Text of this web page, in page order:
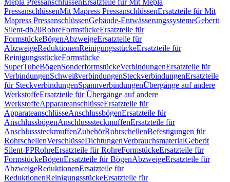
Mepla PressanschlüssenErsatzteile für Mit Mepla
PressanschlüssenMit Mapress PressanschlüssenErsatzteile für Mit
Mapress PressanschlüssenGebäude-EntwässerungssystemeGeberit
Silent-db20RohreFormstückeErsatzteile für
FormstückeBögenAbzweigeErsatzteile für
AbzweigeReduktionenReinigungsstückeErsatzteile für
ReinigungsstückeFormstücke
SuperTubeBögenSonderformstückeVerbindungenErsatzteile für
VerbindungenSchweißverbindungenSteckverbindungenErsatzteile
für SteckverbindungenSpannverbindungenÜbergänge auf andere
WerkstoffeErsatzteile für Übergänge auf andere
WerkstoffeApparateanschlüsseErsatzteile für
ApparateanschlüsseAnschlussbögenErsatzteile für
AnschlussbögenAnschlusssteckmuffenErsatzteile für
AnschlusssteckmuffenZubehörRohrschellenBefestigungen für
RohrschellenVerschlüsseDichtungenVerbrauchsmaterialGeberit
Silent-PPRohreErsatzteile für RohreFormstückeErsatzteile für
FormstückeBögenErsatzteile für BögenAbzweigeErsatzteile für
AbzweigeReduktionenErsatzteile für
ReduktionenReinigungsstückeErsatzteile für